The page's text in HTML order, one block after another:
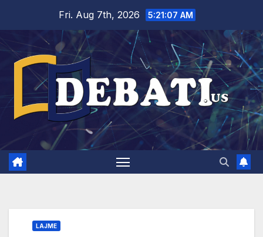
content
Fri. Aug 7th, 2026 5:21:07 AM
LAJME